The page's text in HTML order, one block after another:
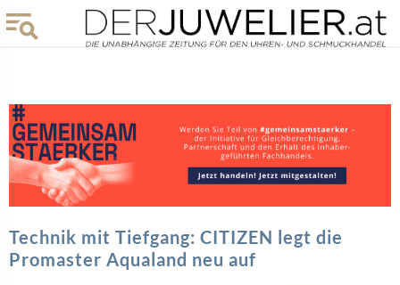
Technik mit Tiefgang: CITIZEN legt die
Promaster Aqualand neu auf